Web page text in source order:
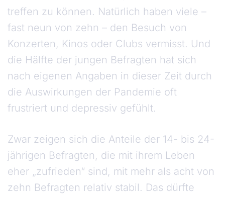
treffen zu können. Natürlich haben viele –
fast neun von zehn – den Besuch von
Konzerten, Kinos oder Clubs vermisst. Und
die Hälfte der jungen Befragten hat sich
nach eigenen Angaben in dieser Zeit durch
die Auswirkungen der Pandemie oft
frustriert und depressiv gefühlt.
Zwar zeigen sich die Anteile der 14- bis 24-
jährigen Befragten, die mit ihrem Leben
eher „zufrieden“ sind, mit mehr als acht von
zehn Befragten relativ stabil. Das dürfte